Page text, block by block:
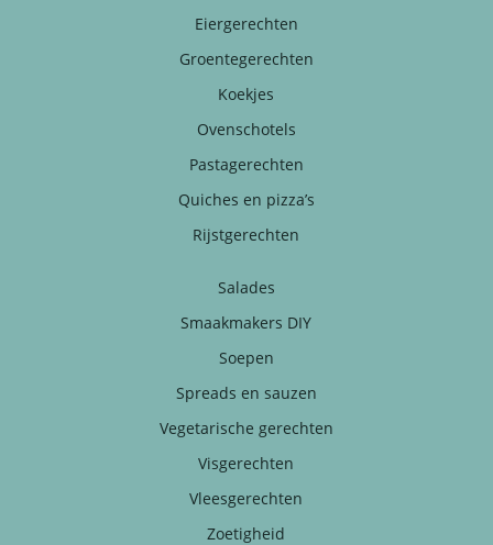
Eiergerechten
Groentegerechten
Koekjes
Ovenschotels
Pastagerechten
Quiches en pizza’s
Rijstgerechten
Salades
Smaakmakers DIY
Soepen
Spreads en sauzen
Vegetarische gerechten
Visgerechten
Vleesgerechten
Zoetigheid